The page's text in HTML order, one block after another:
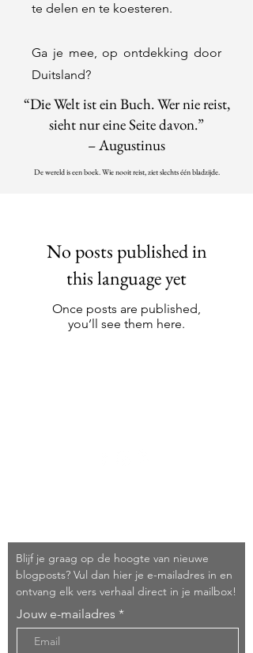
te delen en te koesteren.
Ga je mee, op ontdekking door
Duitsland?
“Die Welt ist ein Buch. Wer nie reist,
sieht nur eine Seite davon.”
– Augustinus
De wereld is een boek. Wie nooit reist, ziet slechts één bladzijde.
No posts published in
this language yet
Once posts are published,
you’ll see them here.
Blijf je graag op de hoogte van nieuwe
blogposts? Vul dan hier je e-mailadres in en
ontvang elk vers verhaal direct in je mailbox!
Jouw e-mailadres